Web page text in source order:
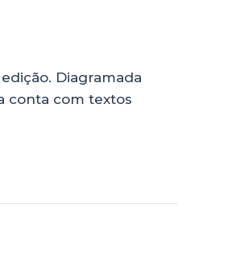
Diagramada
conta com textos